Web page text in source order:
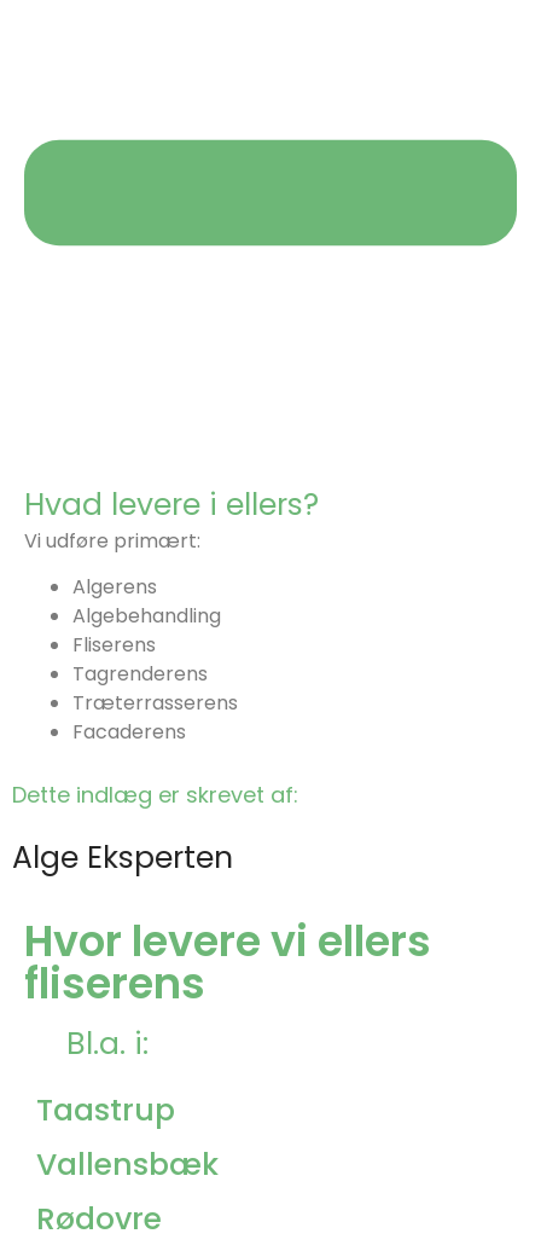
Hvad levere i ellers?
Vi udføre primært:
Algerens
Algebehandling
Fliserens
Tagrenderens
Træterrasserens
Facaderens
Dette indlæg er skrevet af:
Alge Eksperten
Hvor levere vi ellers
fliserens
Bl.a. i:
Taastrup
Vallensbæk
Rødovre